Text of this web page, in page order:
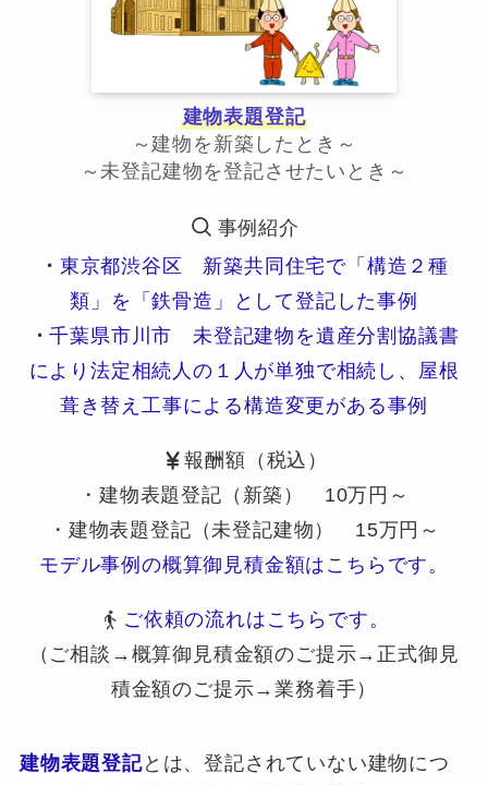
建物表題登記
～建物を新築したとき～
～未登記建物を登記させたいとき～
事例紹介
・ 東京都渋谷区 新築共同住宅で「構造２種
類」を「鉄骨造」として登記した事例
・千葉県市川市 未登記建物を遺産分割協議書
により法定相続人の１人が単独で相続し、屋根
葺き替え工事による構造変更がある事例
報酬額（税込）
・建物表題登記（新築） 10万円～
・建物表題登記（未登記建物） 15万円～
モデル事例の概算御見積金額はこちらです。
ご依頼の流れはこちらです。
（ご相談→概算御見積金額のご提示→正式御見
積金額のご提示→業務着手）
建物表題登記とは、登記されていない建物につ